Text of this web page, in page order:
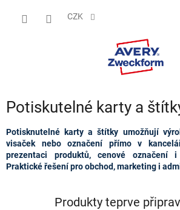
CZK
Potiskutelné karty a
Potisknutelné karty a štítky umožňují
visaček nebo označení přímo v
prezentaci produktů, cenové označení
Praktické řešení pro obchod, marketing i
Produkty teprve